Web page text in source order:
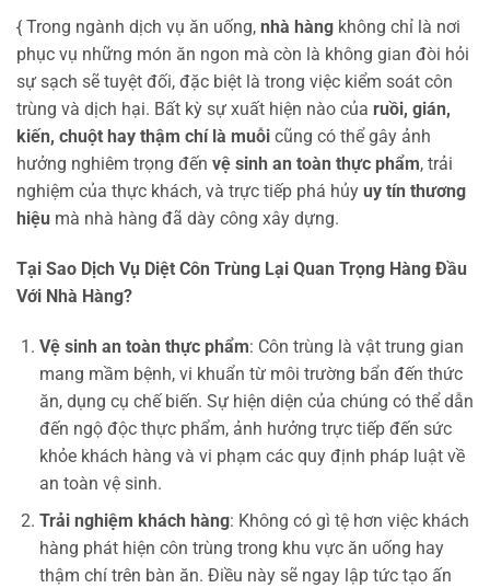
{ Trong ngành dịch vụ ăn uống, nhà hàng không chỉ là nơi
phục vụ những món ăn ngon mà còn là không gian đòi hỏi
sự sạch sẽ tuyệt đối, đặc biệt là trong việc kiểm soát côn
trùng và dịch hại. Bất kỳ sự xuất hiện nào của ruồi, gián,
kiến, chuột hay thậm chí là muỗi cũng có thể gây ảnh
hưởng nghiêm trọng đến vệ sinh an toàn thực phẩm, trải
nghiệm của thực khách, và trực tiếp phá hủy uy tín thương
hiệu mà nhà hàng đã dày công xây dựng.
Tại Sao Dịch Vụ Diệt Côn Trùng Lại Quan Trọng Hàng Đầu
Với Nhà Hàng?
Vệ sinh an toàn thực phẩm: Côn trùng là vật trung gian
mang mầm bệnh, vi khuẩn từ môi trường bẩn đến thức
ăn, dụng cụ chế biến. Sự hiện diện của chúng có thể dẫn
đến ngộ độc thực phẩm, ảnh hưởng trực tiếp đến sức
khỏe khách hàng và vi phạm các quy định pháp luật về
an toàn vệ sinh.
Trải nghiệm khách hàng: Không có gì tệ hơn việc khách
hàng phát hiện côn trùng trong khu vực ăn uống hay
thậm chí trên bàn ăn. Điều này sẽ ngay lập tức tạo ấn